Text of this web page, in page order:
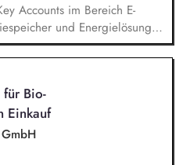
Accounts im Bereich E-
und Energielösungen
sowie aktive
neuer Marktpotenziale
zur Weiterentwicklung
Beratung von Kunden zu
Lösungen im E-Mobilität,
von Angeboten und
von Vertragsverhandlungen
Bio-
Einkauf